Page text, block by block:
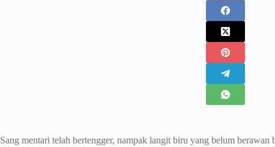
Sang mentari telah bertengger, nampak langit biru yang belum